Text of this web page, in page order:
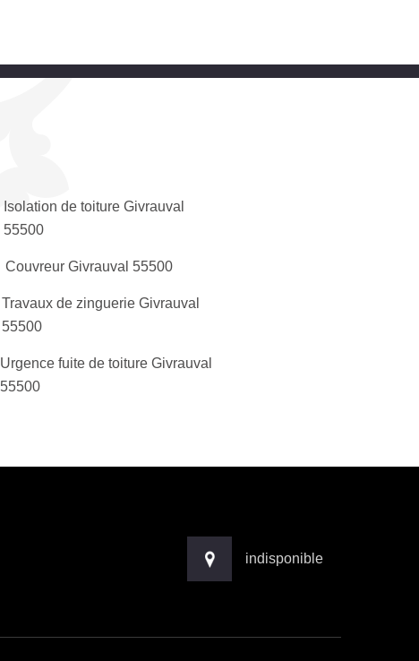
Isolation de toiture Givrauval
55500
Couvreur Givrauval 55500
Travaux de zinguerie Givrauval
55500
Urgence fuite de toiture Givrauval
55500
indisponible